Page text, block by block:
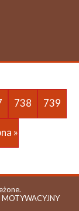
738 739
»
MOTYWACYJNY